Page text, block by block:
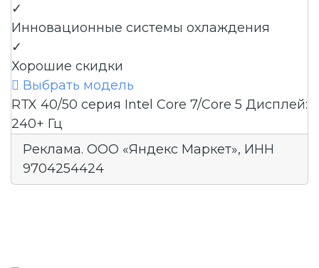
✓
Инновационные системы охлаждения
✓
Хорошие скидки
 Выбрать модель
RTX 40/50 серия Intel Core 7/Core 5 Дисплей:
240+ Гц
Реклама. ООО «Яндекс Маркет», ИНН
9704254424